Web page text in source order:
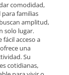
comodidad,
familias
amplitud,
solo lugar.
acceso a
una
Su
cotidianas,